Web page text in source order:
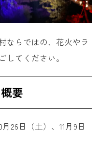
ならではの、花火やラ
してください。
要
26日（土）、11月9日